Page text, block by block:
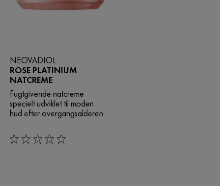
NEOVADIOL
ROSE PLATINIUM
NATCREME
Fugtgivende natcreme
specielt udviklet til moden
hud efter overgangsalderen
0/5